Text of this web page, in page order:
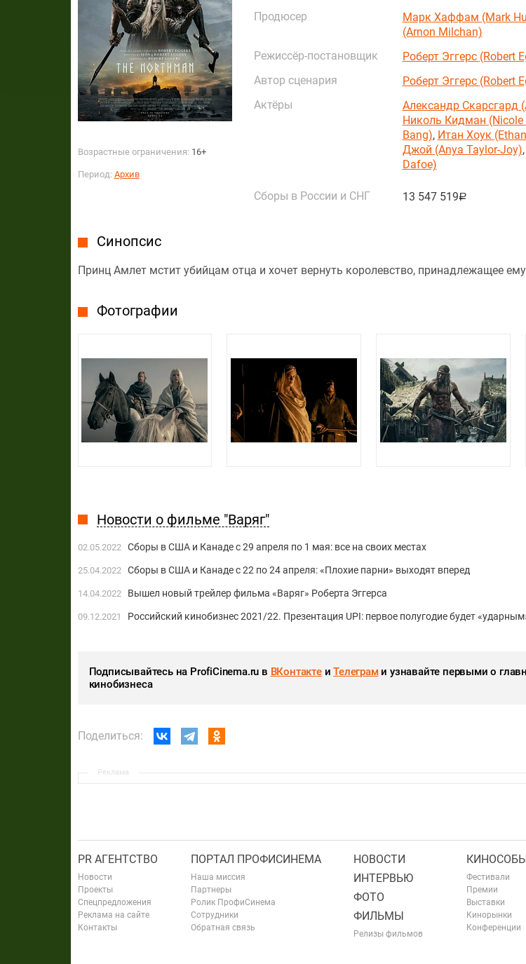
Возрастные ограничения: 16+
Период: Архив
Продюсер
Марк Хаффам (Mark
(Arnon Milchan)
Режиссёр-постановщик
Роберт Эггерс (Robert
Автор сценария
Роберт Эггерс (Robert
Актёры
Александр Скарсгард
Николь Кидман (Nicole
Bang), Итан Хоук
Джой (Anya Taylor-Joy),
Dafoe)
Сборы в России и СНГ 13 547 519руб.
Синопсис
Принц Амлет мстит убийцам отца и хочет вернуть королевство, принадлежащее
Фотографии
Новости о фильме "Варяг"
02.05.2022 Сборы в США и Канаде с 29 апреля по 1 мая: все на своих местах
25.04.2022 Сборы в США и Канаде с 22 по 24 апреля: «Плохие парни» выходят вперед
14.04.2022 Вышел новый трейлер фильма «Варяг» Роберта Эггерса
09.12.2021 Российский кинобизнес 2021/22. Презентация UPI: первое полугодие будет
Подписывайтесь на ProfiCinema.ru в ВКонтактеиТелеграми узнавайте первыми о
кинобизнеса
Поделиться:
Реклама
PR АГЕНТСТВО
Новости
Проекты
Спецпредложения
Реклама на сайте
Контакты
ПОРТАЛ ПРОФИСИНЕМА
Наша миссия
Партнеры
Ролик ПрофиСинема
Сотрудники
Обратная связь
НОВОСТИ
ИНТЕРВЬЮ
ФОТО
ФИЛЬМЫ
Релизы фильмов
Фестивали
Премии
Выставки
Кинорынки
Конференции